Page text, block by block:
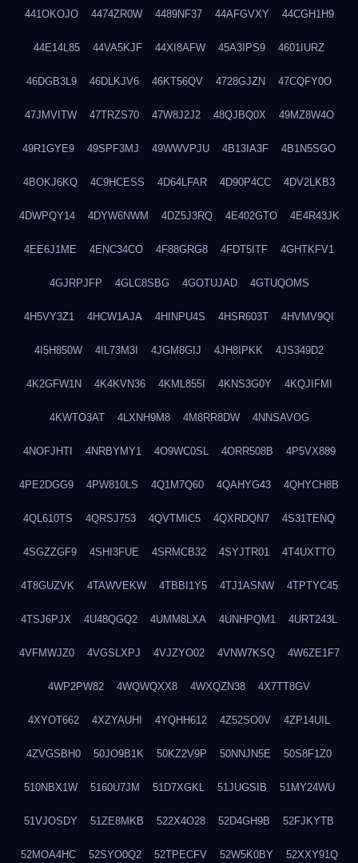
441OKOJO 4474ZR0W 4489NF37 44AFGVXY 44CGH1H9
44E14L85 44VA5KJF 44XI8AFW 45A3IPS9 4601IURZ
46DGB3L9 46DLKJV6 46KT56QV 4728GJZN 47CQFY0O
47JMVITW 47TRZS70 47W8J2J2 48QJBQ0X 49MZ8W4O
49R1GYE9 49SPF3MJ 49WWVPJU 4B13IA3F 4B1N5SGO
4BOKJ6KQ 4C9HCESS 4D64LFAR 4D90P4CC 4DV2LKB3
4DWPQY14 4DYW6NWM 4DZ5J3RQ 4E402GTO 4E4R43JK
4EE6J1ME 4ENC34CO 4F88GRG8 4FDT5ITF 4GHTKFV1
4GJRPJFP 4GLC8SBG 4GOTUJAD 4GTUQOMS
4H5VY3Z1 4HCW1AJA 4HINPU4S 4HSR603T 4HVMV9QI
4I5H850W 4IL73M3I 4JGM8GIJ 4JH8IPKK 4JS349D2
4K2GFW1N 4K4KVN36 4KML855I 4KNS3G0Y 4KQJIFMI
4KWTO3AT 4LXNH9M8 4M8RR8DW 4NNSAVOG
4NOFJHTI 4NRBYMY1 4O9WC0SL 4ORR508B 4P5VX889
4PE2DGG9 4PW810LS 4Q1M7Q60 4QAHYG43 4QHYCH8B
4QL610TS 4QRSJ753 4QVTMIC5 4QXRDQN7 4S31TENQ
4SGZZGF9 4SHI3FUE 4SRMCB32 4SYJTR01 4T4UXTTO
4T8GUZVK 4TAWVEKW 4TBBI1Y5 4TJ1ASNW 4TPTYC45
4TSJ6PJX 4U48QGQ2 4UMM8LXA 4UNHPQM1 4URT243L
4VFMWJZ0 4VGSLXPJ 4VJZYO02 4VNW7KSQ 4W6ZE1F7
4WP2PW82 4WQWQXX8 4WXQZN38 4X7TT8GV
4XYOT662 4XZYAUHI 4YQHH612 4Z52SO0V 4ZP14UIL
4ZVGSBH0 50JO9B1K 50KZ2V9P 50NNJN5E 50S8F1Z0
510NBX1W 5160U7JM 51D7XGKL 51JUGSIB 51MY24WU
51VJOSDY 51ZE8MKB 522X4O28 52D4GH9B 52FJKYTB
52MOA4HC 52SYO0Q2 52TPECFV 52W5K0BY 52XXY91Q